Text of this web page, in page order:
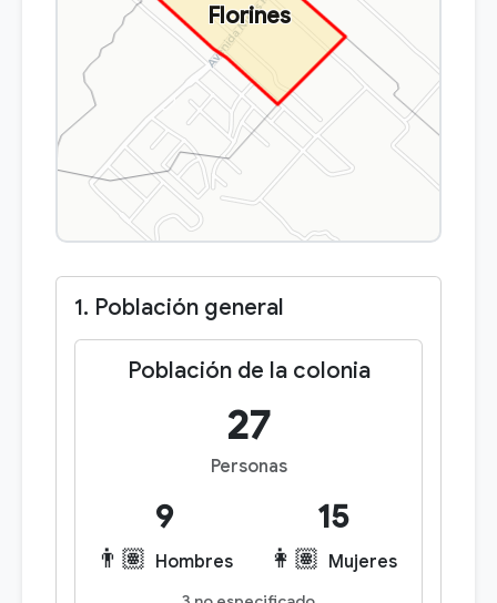
Florines
1. Población general
Población de la colonia
27
Personas
9
👨🏽 Hombres
15
👩🏽 Mujeres